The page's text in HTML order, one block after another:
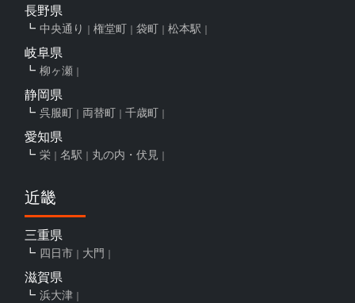
長野県
中央通り 権堂町 袋町 松本駅
岐阜県
柳ヶ瀬
静岡県
呉服町 両替町 千歳町
愛知県
栄 名駅 丸の内・伏見
近畿
三重県
四日市 大門
滋賀県
浜大津